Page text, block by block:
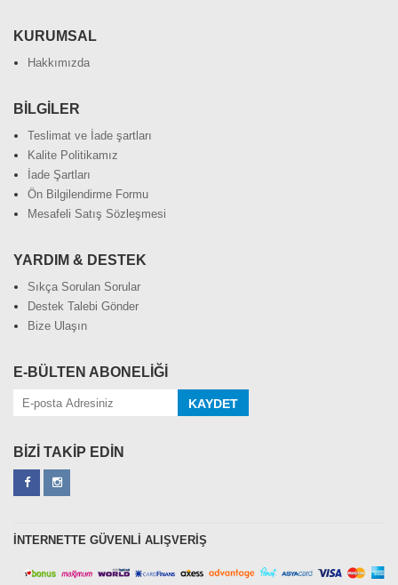
KURUMSAL
Hakkımızda
BİLGİLER
Teslimat ve İade şartları
Kalite Politikamız
İade Şartları
Ön Bilgilendirme Formu
Mesafeli Satış Sözleşmesi
YARDIM & DESTEK
Sıkça Sorulan Sorular
Destek Talebi Gönder
Bize Ulaşın
E-BÜLTEN ABONELİĞİ
KAYDET
BİZİ TAKİP EDİN
İNTERNETTE GÜVENLİ ALIŞVERİŞ